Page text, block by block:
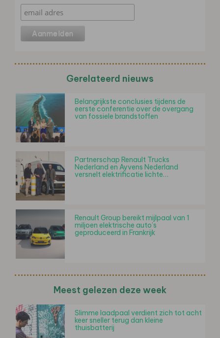
Gerelateerd nieuws
Belangrijkste conclusies tijdens de
eerste conferentie over de overgang
van fossiele brandstoffen
Partnerschap Renault Trucks
Nederland en Ayvens Nederland
versnelt elektrificatie lichte…
Renault Group bereikt mijlpaal van 1
miljoen elektrische auto’s
geproduceerd in Frankrijk
Meest gelezen deze week
Slimme laadpaal verdient zich tot acht
keer sneller terug dan kleine
thuisbatterij